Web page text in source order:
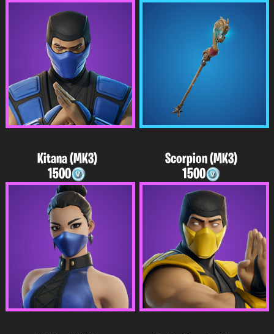
Kitana (MK3)
1500
Scorpion (MK3)
1500